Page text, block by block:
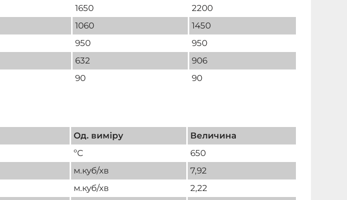
1650
2200
1060
1450
950
950
632
906
90 90
Од. виміру
Величина
ºC
650
м.куб/хв
7,92
м.куб/хв
2,22